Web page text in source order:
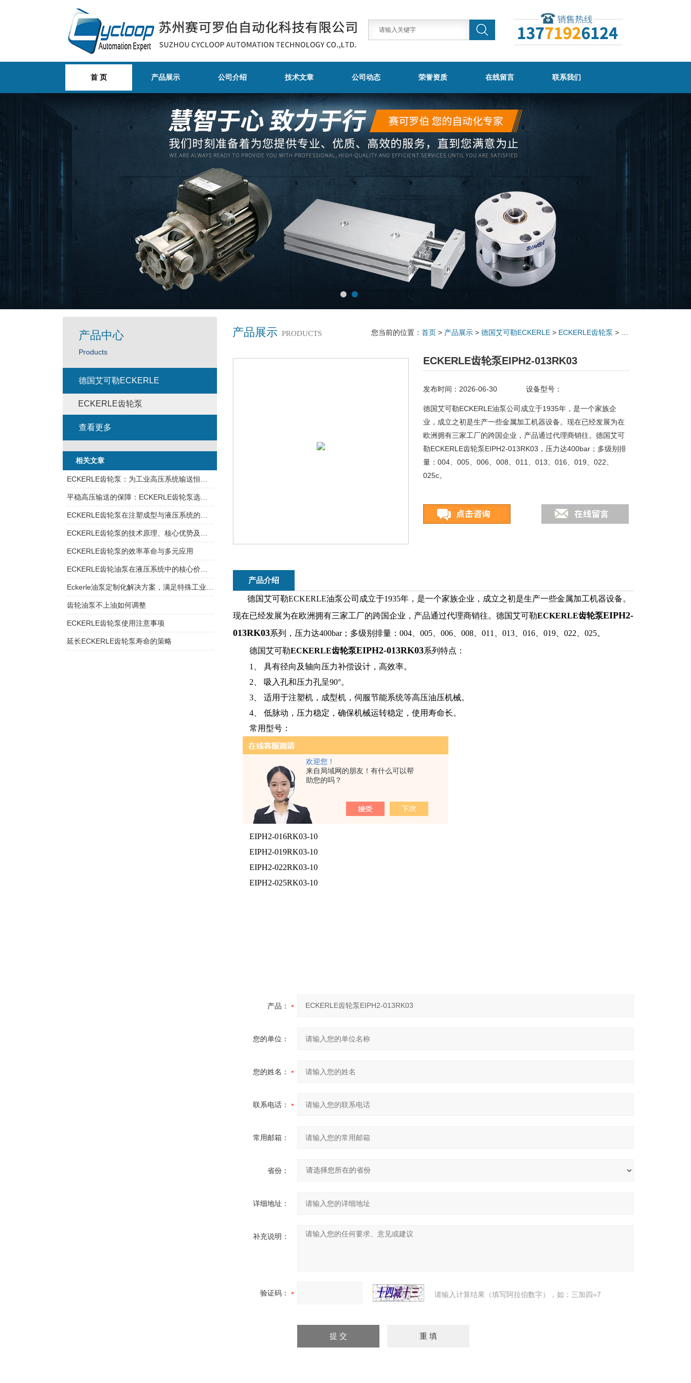
欢迎您！
来自局域网的朋友！有什么可以帮
助您的吗？
首 页 产品展示 公司介绍 技术文章 公司动态 荣誉资质 在线留言 联系我们
产品展示 PRODUCTS 您当前的位置： 首页 > 产品展示 > 德国艾可勒ECKERLE > ECKERLE齿轮泵 > ECKERLE齿轮泵EIPH2-013RK03
ECKERLE齿轮泵EIPH2-013RK03
发布时间：2026-06-30 设备型号：
德国艾可勒ECKERLE油泵公司成立于1935年，是一个家族企
业，成立之初是生产一些金属加工机器设备。现在已经发展为在
欧洲拥有三家工厂的跨国企业，产品通过代理商销往。德国艾可
勒ECKERLE齿轮泵EIPH2-013RK03，压力达400bar；多级别排
量：004、005、006、008、011、013、016、019、022、
025c。
产品介绍
德国艾可勒ECKERLE油泵公司成立于1935年，是一个家族企业，成立之初是生产一些金属加工机器设备。
现在已经发展为在欧洲拥有三家工厂的跨国企业，产品通过代理商销往。德国艾可勒ECKERLE齿轮泵EIPH2-
013RK03系列，压力达400bar；多级别排量：004、005、006、008、011、013、016、019、022、025。
德国艾可勒ECKERLE齿轮泵EIPH2-013RK03系列特点：
1、 具有径向及轴向压力补偿设计，高效率。
2、 吸入孔和压力孔呈90°。
3、 适用于注塑机，成型机，伺服节能系统等高压油压机械。
4、 低脉动，压力稳定，确保机械运转稳定，使用寿命长。
常用型号：
EIPH2-004RK03-11
EIPH2-005RK03-100
EIPH2-006RK03-10
EIPH2-008RK03-10
EIPH2-011RK03-10
EIPH2-013RK03-10
EIPH2-016RK03-10
EIPH2-019RK03-10
EIPH2-022RK03-10
EIPH2-025RK03-10
产品：
您的单位：
您的姓名：
联系电话：
常用邮箱：
省份：
详细地址：
补充说明：
验证码： 请输入计算结果（填写阿拉伯数字），如：三加四=7
产品中心
Products
德国艾可勒ECKERLE
ECKERLE齿轮泵
查看更多
相关文章
平稳高压输送的保障：ECKERLE齿轮泵选型策略与工况校核要点
ECKERLE齿轮泵的效率革命与多元应用
齿轮油泵不上油如何调整
ECKERLE齿轮泵使用注意事项
延长ECKERLE齿轮泵寿命的策略